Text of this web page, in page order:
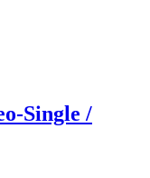
Single /